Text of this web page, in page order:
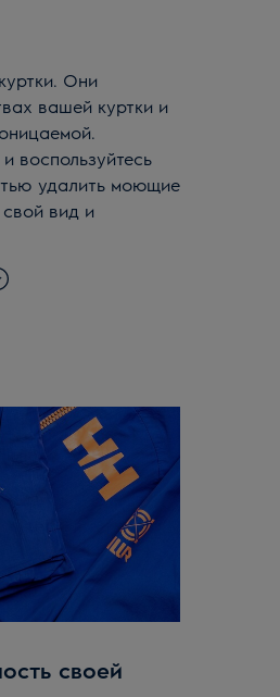
вашей куртки и
воспользуйтесь
удалить моющие
вид и
своей